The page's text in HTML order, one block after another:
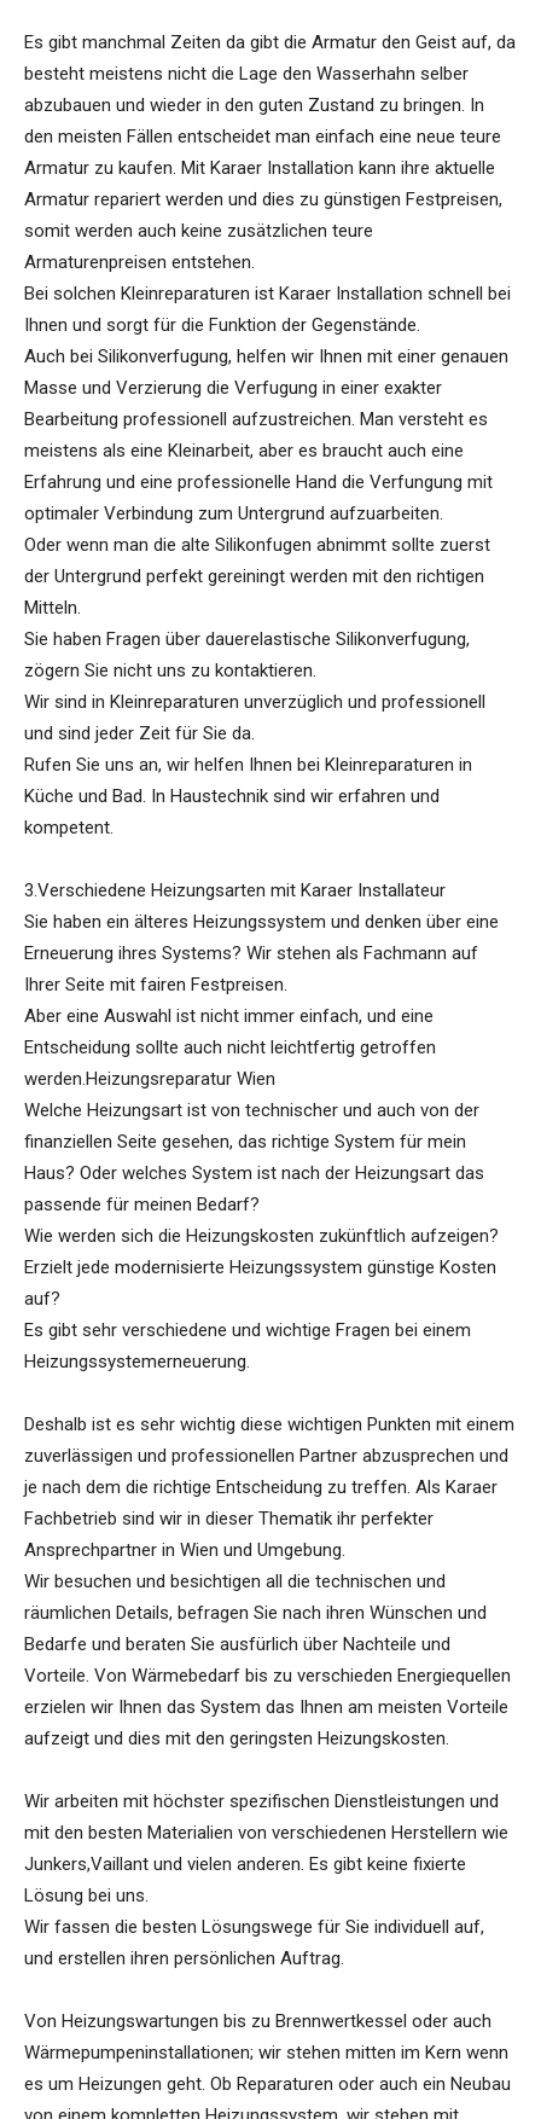
Es gibt manchmal Zeiten da gibt die Armatur den Geist auf, da
besteht meistens nicht die Lage den Wasserhahn selber
abzubauen und wieder in den guten Zustand zu bringen. In
den meisten Fällen entscheidet man einfach eine neue teure
Armatur zu kaufen. Mit Karaer Installation kann ihre aktuelle
Armatur repariert werden und dies zu günstigen Festpreisen,
somit werden auch keine zusätzlichen teure
Armaturenpreisen entstehen.
Bei solchen Kleinreparaturen ist Karaer Installation schnell bei
Ihnen und sorgt für die Funktion der Gegenstände.
Auch bei Silikonverfugung, helfen wir Ihnen mit einer genauen
Masse und Verzierung die Verfugung in einer exakter
Bearbeitung professionell aufzustreichen. Man versteht es
meistens als eine Kleinarbeit, aber es braucht auch eine
Erfahrung und eine professionelle Hand die Verfungung mit
optimaler Verbindung zum Untergrund aufzuarbeiten.
Oder wenn man die alte Silikonfugen abnimmt sollte zuerst
der Untergrund perfekt gereiningt werden mit den richtigen
Mitteln.
Sie haben Fragen über dauerelastische Silikonverfugung,
zögern Sie nicht uns zu kontaktieren.
Wir sind in Kleinreparaturen unverzüglich und professionell
und sind jeder Zeit für Sie da.
Rufen Sie uns an, wir helfen Ihnen bei Kleinreparaturen in
Küche und Bad. In Haustechnik sind wir erfahren und
kompetent.
3.Verschiedene Heizungsarten mit Karaer Installateur
Sie haben ein älteres Heizungssystem und denken über eine
Erneuerung ihres Systems? Wir stehen als Fachmann auf
Ihrer Seite mit fairen Festpreisen.
Aber eine Auswahl ist nicht immer einfach, und eine
Entscheidung sollte auch nicht leichtfertig getroffen
werden.Heizungsreparatur Wien
Welche Heizungsart ist von technischer und auch von der
finanziellen Seite gesehen, das richtige System für mein
Haus? Oder welches System ist nach der Heizungsart das
passende für meinen Bedarf?
Wie werden sich die Heizungskosten zukünftlich aufzeigen?
Erzielt jede modernisierte Heizungssystem günstige Kosten
auf?
Es gibt sehr verschiedene und wichtige Fragen bei einem
Heizungssystemerneuerung.
Deshalb ist es sehr wichtig diese wichtigen Punkten mit einem
zuverlässigen und professionellen Partner abzusprechen und
je nach dem die richtige Entscheidung zu treffen. Als Karaer
Fachbetrieb sind wir in dieser Thematik ihr perfekter
Ansprechpartner in Wien und Umgebung.
Wir besuchen und besichtigen all die technischen und
räumlichen Details, befragen Sie nach ihren Wünschen und
Bedarfe und beraten Sie ausfürlich über Nachteile und
Vorteile. Von Wärmebedarf bis zu verschieden Energiequellen
erzielen wir Ihnen das System das Ihnen am meisten Vorteile
aufzeigt und dies mit den geringsten Heizungskosten.
Wir arbeiten mit höchster spezifischen Dienstleistungen und
mit den besten Materialien von verschiedenen Herstellern wie
Junkers,Vaillant und vielen anderen. Es gibt keine fixierte
Lösung bei uns.
Wir fassen die besten Lösungswege für Sie individuell auf,
und erstellen ihren persönlichen Auftrag.
Von Heizungswartungen bis zu Brennwertkessel oder auch
Wärmepumpeninstallationen; wir stehen mitten im Kern wenn
es um Heizungen geht. Ob Reparaturen oder auch ein Neubau